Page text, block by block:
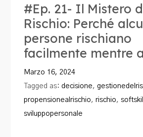
#Ep. 21- Il Mistero
Rischio: Perché
persone rischiano
facilmente mentre
Marzo 16, 2024
Tagged as:decisione,
propensionealrischio,rischio,
sviluppopersonale